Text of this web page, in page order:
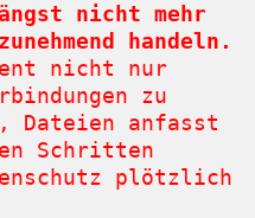
nicht mehr
handeln.
nicht nur
zu
Dateien anfasst
Schritten
plötzlich